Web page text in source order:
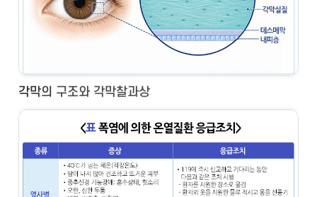
각막의 구조와 각막찰과상